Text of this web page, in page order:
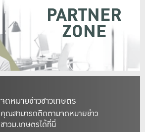
จดหมายข่าวชาวเกษตร
คุณสามารถติดตามจดหมายข่าว
ชาวม.เกษตรได้ที่นี่
PARTNER
ZONE